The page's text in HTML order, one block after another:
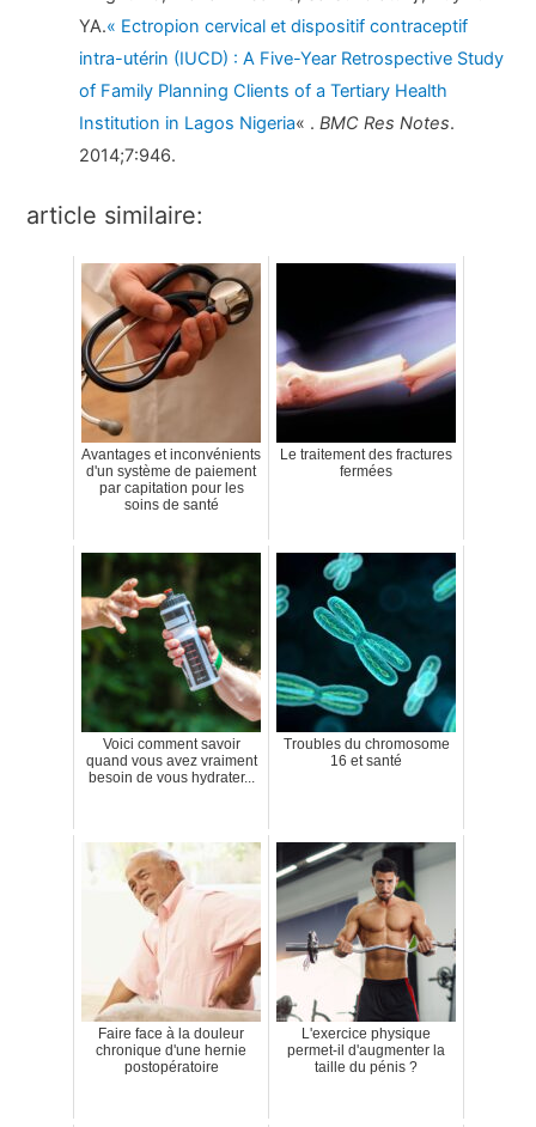
YA.« Ectropion cervical et dispositif contraceptif
intra-utérin (IUCD) : A Five-Year Retrospective Study
of Family Planning Clients of a Tertiary Health
Institution in Lagos Nigeria« .BMC Res Notes.
2014;7:946.
article similaire:
Avantages et inconvénients
d'un système de paiement
par capitation pour les
soins de santé
Le traitement des fractures
fermées
Voici comment savoir
quand vous avez vraiment
besoin de vous hydrater...
Troubles du chromosome
16 et santé
Faire face à la douleur
chronique d'une hernie
postopératoire
L'exercice physique
permet-il d'augmenter la
taille du pénis ?